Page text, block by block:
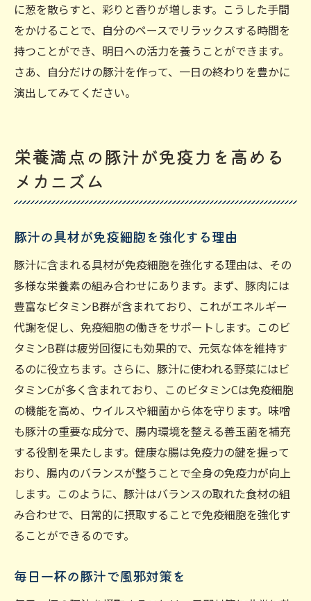
に葱を散らすと、彩りと香りが増します。こうした手間
をかけることで、自分のペースでリラックスする時間を
持つことができ、明日への活力を養うことができます。
さあ、自分だけの豚汁を作って、一日の終わりを豊かに
演出してみてください。
栄養満点の豚汁が免疫力を高める
メカニズム
豚汁の具材が免疫細胞を強化する理由
豚汁に含まれる具材が免疫細胞を強化する理由は、その
多様な栄養素の組み合わせにあります。まず、豚肉には
豊富なビタミンB群が含まれており、これがエネルギー
代謝を促し、免疫細胞の働きをサポートします。このビ
タミンB群は疲労回復にも効果的で、元気な体を維持す
るのに役立ちます。さらに、豚汁に使われる野菜にはビ
タミンCが多く含まれており、このビタミンCは免疫細胞
の機能を高め、ウイルスや細菌から体を守ります。味噌
も豚汁の重要な成分で、腸内環境を整える善玉菌を補充
する役割を果たします。健康な腸は免疫力の鍵を握って
おり、腸内のバランスが整うことで全身の免疫力が向上
します。このように、豚汁はバランスの取れた食材の組
み合わせで、日常的に摂取することで免疫細胞を強化す
ることができるのです。
毎日一杯の豚汁で風邪対策を